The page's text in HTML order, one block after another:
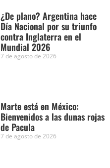
¿De plano? Argentina hace
Día Nacional por su triunfo
contra Inglaterra en el
Mundial 2026
7 de agosto de 2026
Marte está en México:
Bienvenidos a las dunas rojas
de Pacula
7 de agosto de 2026